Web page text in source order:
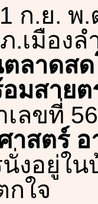
ก.ย. พ
.เมืองล
ลาดส
มสายต
เลขที่
าสตร์ อ
งอยู่ใ
ใจ